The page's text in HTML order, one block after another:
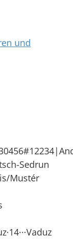
und
Sedrun
Mustér